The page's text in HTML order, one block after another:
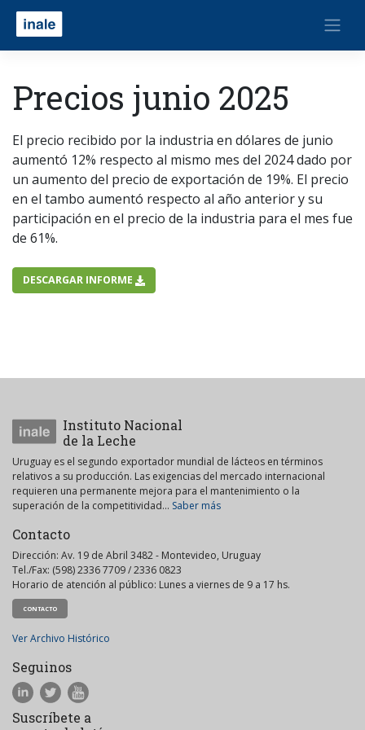
Precios junio 2025
El precio recibido por la industria en dólares de junio
aumentó 12% respecto al mismo mes del 2024 dado por
un aumento del precio de exportación de 19%. El precio
en el tambo aumentó respecto al año anterior y su
participación en el precio de la industria para el mes fue
de 61%.
DESCARGAR INFORME
Instituto Nacional
de la Leche
Uruguay es el segundo exportador mundial de lácteos en términos
relativos a su producción. Las exigencias del mercado internacional
requieren una permanente mejora para el mantenimiento o la
superación de la competitividad... Saber más
Contacto
Dirección: Av. 19 de Abril 3482 - Montevideo, Uruguay
Tel./Fax: (598) 2336 7709 / 2336 0823
Horario de atención al público: Lunes a viernes de 9 a 17 hs.
CONTACTO
Ver Archivo Histórico
Seguinos
Suscríbete a